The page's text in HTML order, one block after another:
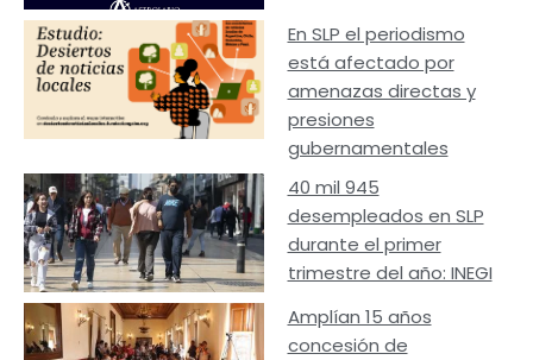
En SLP el periodismo
está afectado por
amenazas directas y
presiones
gubernamentales
40 mil 945
desempleados en SLP
durante el primer
trimestre del año: INEGI
Amplían 15 años
concesión de